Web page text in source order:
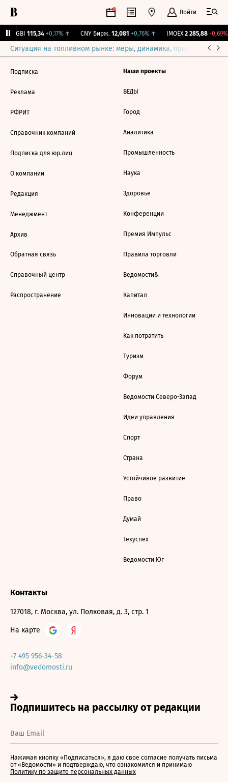
Войти
RGBI 115,34 +0,17%↑ CNY Бирж. 12,081 +0,76%↑ IMOEX 2 285,88 -0,69%
Ситуация на топливном рынке: меры, динамика, прогнозы
Подписка
Реклама
РФРИТ
Справочник компаний
Подписка для юр.лиц
О компании
Редакция
Менеджмент
Архив
Обратная связь
Справочный центр
Распространение
Наши проекты
ВЕДЫ
Город
Аналитика
Промышленность
Наука
Здоровье
Конференции
Премия Импульс
Правила торговли
Ведомости&
Капитал
Инновации и технологии
Как потратить
Туризм
Форум
Ведомости Северо-Запад
Идеи управления
Спорт
Страна
Устойчивое развитие
Право
Думай
Техуспех
Ведомости Юг
Контакты
127018, г. Москва, ул. Полковая, д. 3, стр. 1
На карте
+7 495 956-34-58
info@vedomosti.ru
Нажимая кнопку «Подписаться», я даю свое согласие получать письма
от «Ведомости» и подтверждаю, что ознакомился и принимаю
Политику по защите персональных данных